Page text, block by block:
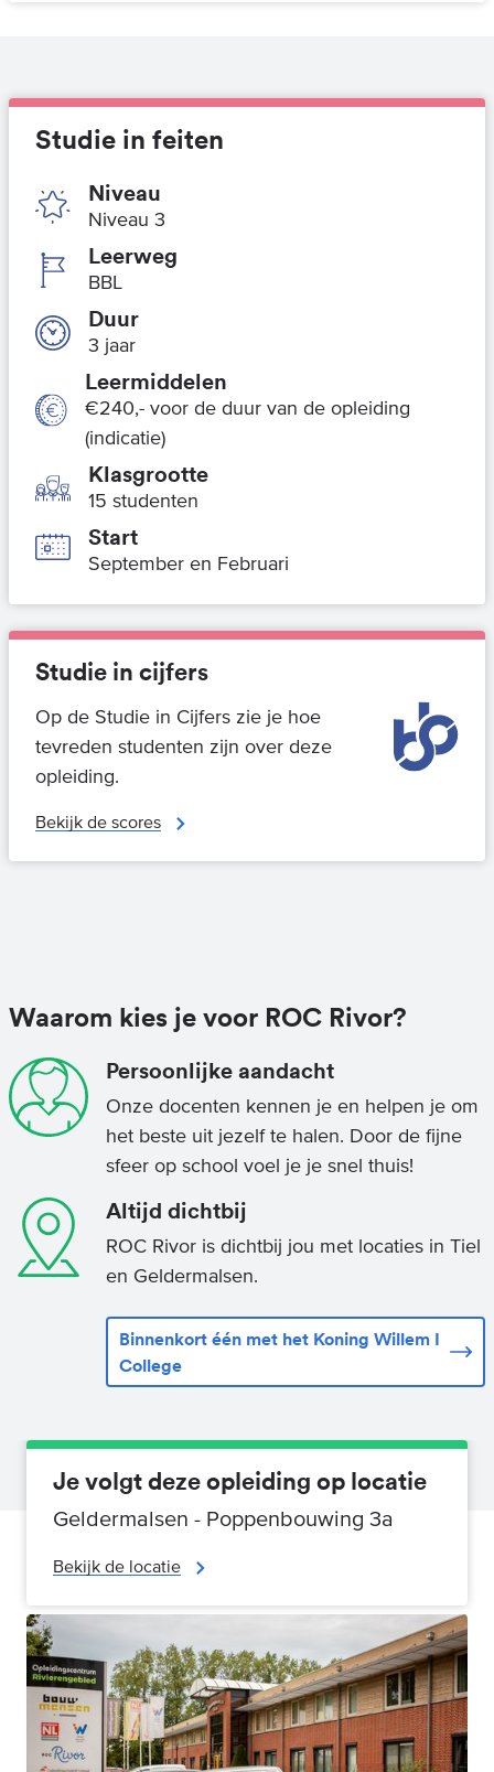
Studie in feiten
Niveau
Niveau 3
Leerweg
BBL
Duur
3 jaar
Leermiddelen
€240,- voor de duur van de opleiding
(indicatie)
Klasgrootte
15 studenten
Start
September en Februari
Studie in cijfers
Op de Studie in Cijfers zie je hoe
tevreden studenten zijn over deze
opleiding.
Bekijk de scores
Waarom kies je voor ROC Rivor?
Persoonlijke aandacht
Onze docenten kennen je en helpen je om
het beste uit jezelf te halen. Door de fijne
sfeer op school voel je je snel thuis!
Altijd dichtbij
ROC Rivor is dichtbij jou met locaties in Tiel
en Geldermalsen.
Binnenkort één met het Koning Willem I
College
Je volgt deze opleiding op locatie
Geldermalsen - Poppenbouwing 3a
Bekijk de locatie